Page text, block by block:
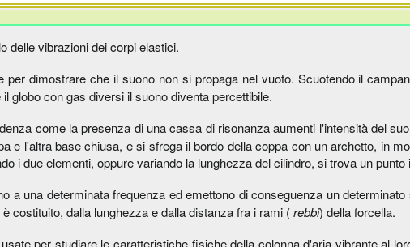
delle vibrazioni dei corpi elastici.
dimostrare che il suono non si propaga nel vuoto. Scuotendo il
globo con gas diversi il suono diventa percettibile.
come la presenza di una cassa di risonanza aumenti l'intensità del
e l'altra base chiusa, e si sfrega il bordo della coppa con un archetto, in
i due elementi, oppure variando la lunghezza del cilindro, si trova un
a una determinata frequenza ed emettono di conseguenza un
costituito, dalla lunghezza e dalla distanza fra i rami (rebbi) della forcella.
per studiare le caratteristiche fisiche della colonna d'aria vibrante al